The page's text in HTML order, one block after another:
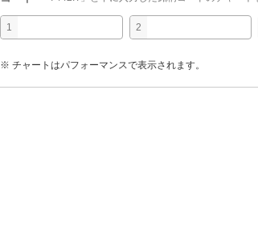
1 2
※ チャートはパフォーマンスで表示されます。